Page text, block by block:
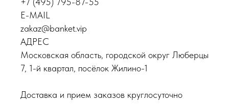
E-MAIL
zakaz@banket.vip
АДРЕС
Московская область, городской округ Люберцы
7, 1-й квартал, посёлок Жилино-1
Доставка и прием заказов круглосуточно